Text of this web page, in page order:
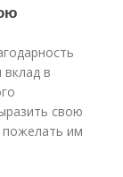
вклад в
свою
пожелать им